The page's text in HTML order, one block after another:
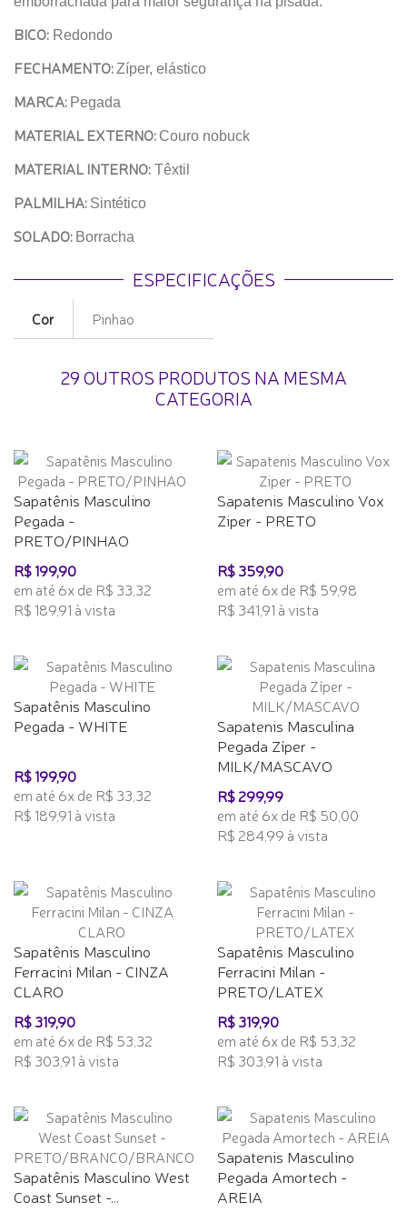
BICO: Redondo
FECHAMENTO:Zíper, elástico
MARCA: Pegada
MATERIAL EXTERNO: Couro nobuck
MATERIAL INTERNO: Têxtil
PALMILHA: Sintético
SOLADO: Borracha
ESPECIFICAÇÕES
Cor Pinhao
29 OUTROS PRODUTOS NA MESMA
CATEGORIA
Sapatênis Masculino
Pegada -
PRETO/PINHAO
R$ 199,90
em até 6x de R$ 33,32
R$ 189,91 à vista
Sapatenis Masculino Vox
Ziper - PRETO
R$ 359,90
em até 6x de R$ 59,98
R$ 341,91 à vista
Sapatênis Masculino
Pegada - WHITE
R$ 199,90
em até 6x de R$ 33,32
R$ 189,91 à vista
Sapatenis Masculina
Pegada Zíper -
MILK/MASCAVO
R$ 299,99
em até 6x de R$ 50,00
R$ 284,99 à vista
Sapatênis Masculino
Ferracini Milan - CINZA
CLARO
R$ 319,90
em até 6x de R$ 53,32
R$ 303,91 à vista
Sapatênis Masculino
Ferracini Milan -
PRETO/LATEX
R$ 319,90
em até 6x de R$ 53,32
R$ 303,91 à vista
Sapatênis Masculino West
Coast Sunset -...
Sapatenis Masculino
Pegada Amortech -
AREIA